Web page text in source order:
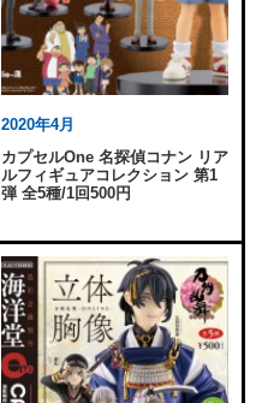
2020年4月
カプセルOne 名探偵コナン リア
ルフィギュアコレクション 第1
弾 全5種/1回500円